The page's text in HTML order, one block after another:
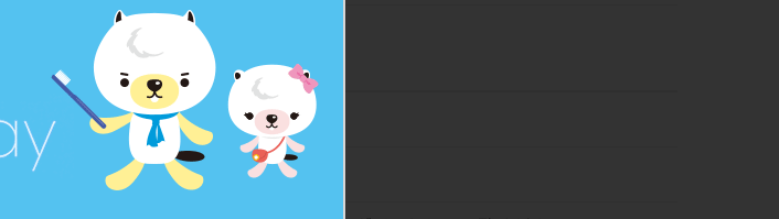
Orthodontic, Tube
歯列矯正用チューブ
品目コード 2068604818753
JAN/EANコード 4571261428583